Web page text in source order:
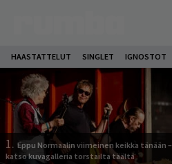
HAASTATTELUT SINGLET IGNOSTOT
1. Eppu Normaalin viimeinen keikka tänään –
katso kuvagalleria torstailta täältä